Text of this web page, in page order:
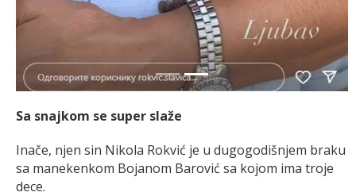
Sa snajkom se super slaže
Inače, njen sin Nikola Rokvić je u dugogodišnjem braku
sa manekenkom Bojanom Barović sa kojom ima troje
dece.